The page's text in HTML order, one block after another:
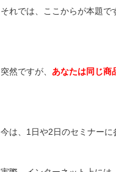
それでは、ここからが本題で
突然ですが、 あなたは同じ商
今は、1日や2日のセミナーに